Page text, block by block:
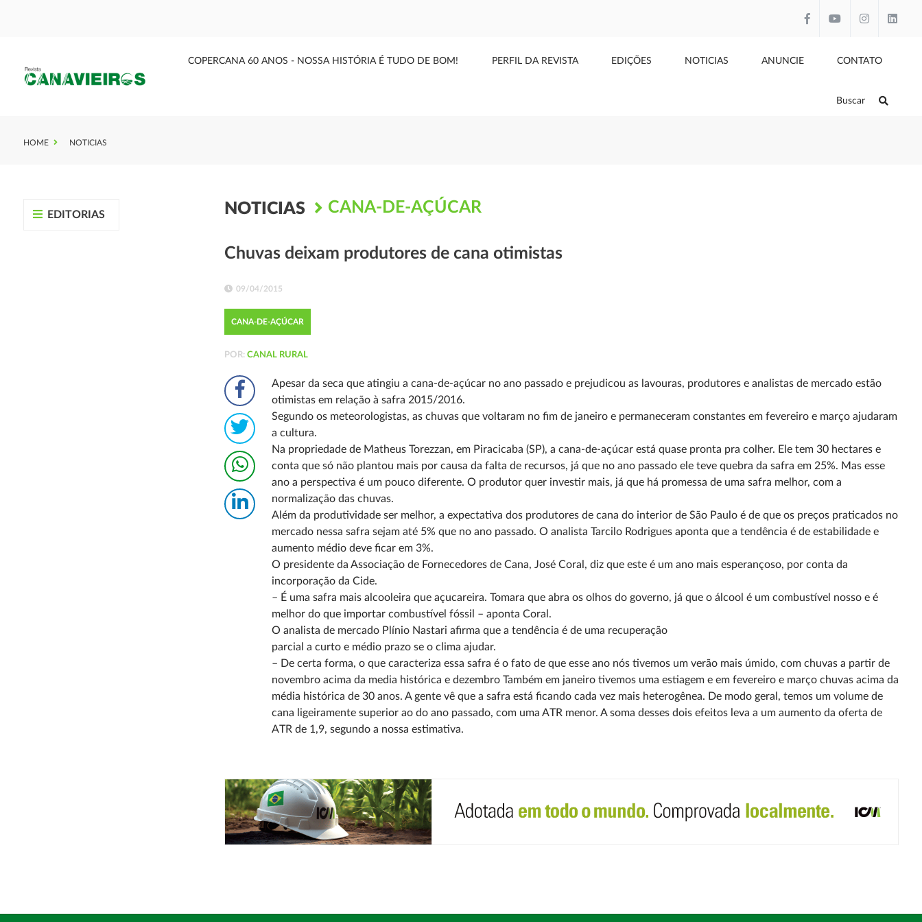
COPERCANA 60 ANOS - NOSSA HISTÓRIA É TUDO DE BOM! PERFIL DA REVISTA EDIÇÕES NOTICIAS ANUNCIE CONTATO
Buscar
HOME NOTICIAS
EDITORIAS NOTICIAS CANA-DE-AÇÚCAR
Chuvas deixam produtores de cana otimistas
09/04/2015
CANA-DE-AÇÚCAR
POR:CANAL RURAL
Apesar da seca que atingiu a cana-de-açúcar no ano passado e prejudicou as lavouras, produtores e analistas de mercado estão
otimistas em relação à safra 2015/2016.
Segundo os meteorologistas, as chuvas que voltaram no fim de janeiro e permaneceramconstantes em fevereiro e março ajudaram
a cultura.
Na propriedade de Matheus Torezzan, em Piracicaba (SP), a cana-de-açúcar está quase pronta pra colher. Ele tem 30 hectares e
conta que só não plantou mais por causa dafalta de recursos, já que no ano passado ele teve quebra da safra em 25%. Mas esse
ano a perspectiva é um pouco diferente. O produtor quer investir mais, já que há promessa de uma safra melhor, com a
normalização das chuvas.
Além da produtividade ser melhor, a expectativa dos produtores de cana do interior deSão Paulo é de que os preços praticados no
mercado nessa safra sejam até 5% que noano passado. O analista Tarcilo Rodrigues aponta que a tendência é de estabilidadee
aumento médio deve ficar em 3%.
O presidente da Associação de Fornecedores de Cana, José Coral, diz que este é umano mais esperançoso, por conta da
incorporação da Cide.
– É uma safra mais alcooleira que açucareira. Tomara que abra os olhos do governo, jáque o álcool é um combustível nosso e é
melhor do que importar combustível fóssil –aponta Coral.
O analista de mercado Plínio Nastari afirma que a tendência é de uma recuperação
parcial a curto e médio prazo se o clima ajudar.
– De certa forma, o que caracteriza essa safra é o fato de que esse ano nós tivemos umverão mais úmido, com chuvas a partir de
novembro acima da media histórica edezembro Também em janeiro tivemos uma estiagem e em fevereiro e março chuvasacima da
média histórica de 30 anos. A gente vê que a safra está ficando cada vez mais heterogênea. De modo geral, temos um volume de
cana ligeiramente superior ao doano passado, com uma ATR menor. A soma desses dois efeitos leva a um aumento daoferta de
ATR de 1,9, segundo a nossa estimativa.